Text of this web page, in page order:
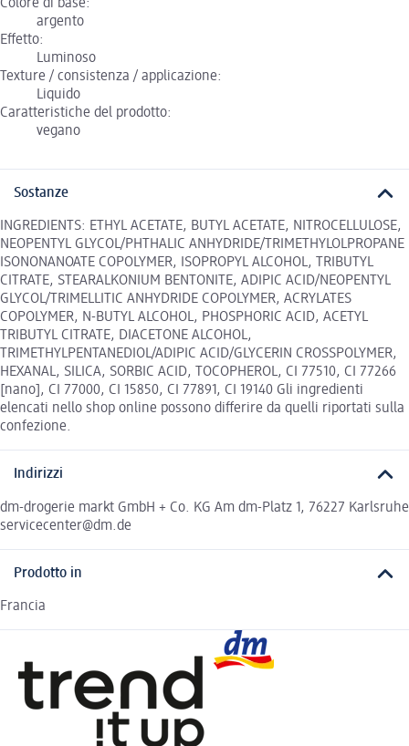
Colore di base:
argento
Effetto:
Luminoso
Texture / consistenza / applicazione:
Liquido
Caratteristiche del prodotto:
vegano
Sostanze
INGREDIENTS: ETHYL ACETATE, BUTYL ACETATE, NITROCELLULOSE,
NEOPENTYL GLYCOL/PHTHALIC ANHYDRIDE/TRIMETHYLOLPROPANE
ISONONANOATE COPOLYMER, ISOPROPYL ALCOHOL, TRIBUTYL
CITRATE, STEARALKONIUM BENTONITE, ADIPIC ACID/NEOPENTYL
GLYCOL/TRIMELLITIC ANHYDRIDE COPOLYMER, ACRYLATES
COPOLYMER, N-BUTYL ALCOHOL, PHOSPHORIC ACID, ACETYL
TRIBUTYL CITRATE, DIACETONE ALCOHOL,
TRIMETHYLPENTANEDIOL/ADIPIC ACID/GLYCERIN CROSSPOLYMER,
HEXANAL, SILICA, SORBIC ACID, TOCOPHEROL, CI 77510, CI 77266
[nano], CI 77000, CI 15850, CI 77891, CI 19140 Gli ingredienti
elencati nello shop online possono differire da quelli riportati sulla
confezione.
Indirizzi
dm-drogerie markt GmbH + Co. KG Am dm-Platz 1, 76227 Karlsruhe
servicecenter@dm.de
Prodotto in
Francia